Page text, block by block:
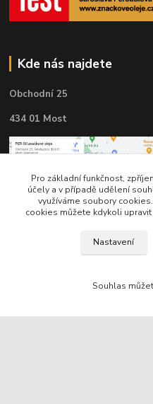
Kde nás najdete
Obchodní 25
434 01 Most
Pro základní funkčnost,
účely a v případě udělení
využíváme soubory
cookies můžete kdykoli
Nastavení
Souhlas